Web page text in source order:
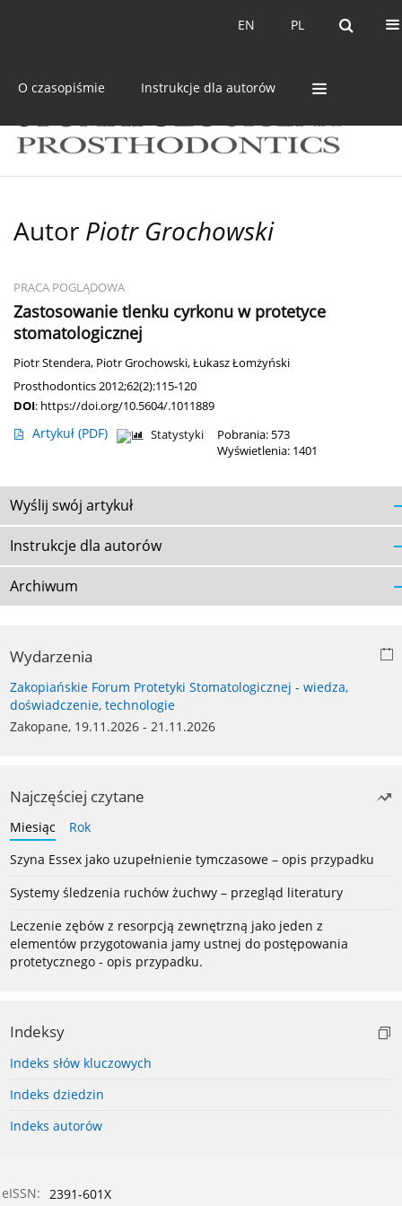
PL
EN PL
EN
O czasopiśmie Instrukcje dla autorów
Autor Piotr Grochowski
PRACA POGLĄDOWA
Zastosowanie tlenku cyrkonu w protetyce
stomatologicznej
Piotr Stendera, Piotr Grochowski,Łukasz Łomżyński
Prosthodontics 2012;62(2):115-120
DOI: https://doi.org/10.5604/.1011889
Artykuł (PDF) Statystyki
Pobrania: 573
Wyświetlenia: 1401
Wyślij swój artykuł
Instrukcje dla autorów
Archiwum
Wydarzenia
Zakopiańskie Forum Protetyki Stomatologicznej - wiedza,
doświadczenie, technologie
Zakopane, 19.11.2026 - 21.11.2026
Najczęściej czytane
Miesiąc
Rok
Szyna Essex jako uzupełnienie tymczasowe – opis przypadku
Systemy śledzenia ruchów żuchwy – przegląd literatury
Leczenie zębów z resorpcją zewnętrzną jako jeden z
elementów przygotowania jamy ustnej do postępowania
protetycznego - opis przypadku.
Indeksy
Indeks słów kluczowych
Indeks dziedzin
Indeks autorów
eISSN: 2391-601X